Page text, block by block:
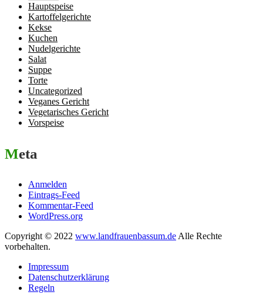
Hauptspeise
Kartoffelgerichte
Kekse
Kuchen
Nudelgerichte
Salat
Suppe
Torte
Uncategorized
Veganes Gericht
Vegetarisches Gericht
Vorspeise
Meta
Anmelden
Eintrags-Feed
Kommentar-Feed
WordPress.org
Copyright © 2022 www.landfrauenbassum.de Alle Rechte
vorbehalten.
Impressum
Datenschutzerklärung
Regeln